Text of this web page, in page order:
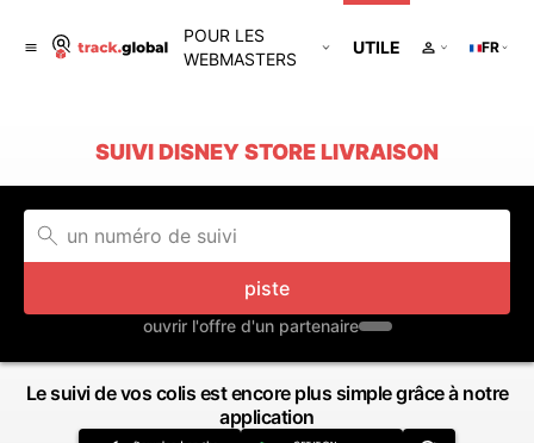
POUR LES
WEBMASTERS
UTILE FR
SUIVI DISNEY STORE LIVRAISON
piste
ouvrir l'offre d'un partenaire
Le suivi de vos colis est encore plus simple grâce à notre
application